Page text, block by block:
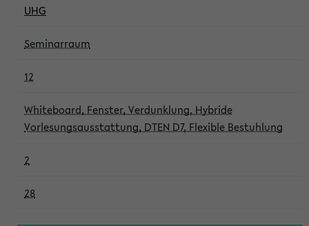
UHG
Seminarraum
12
Whiteboard, Fenster, Verdunklung, Hybride
Vorlesungsausstattung, DTEN D7, Flexible Bestuhlung
2
28